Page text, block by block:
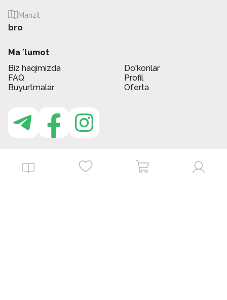
Manzil
bro
Ma `lumot
Biz haqimizda
Do'konlar
FAQ
Profil
Buyurtmalar
Oferta
MBG do'kon ilovasi